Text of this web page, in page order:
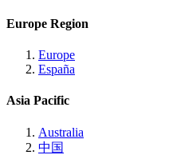
Europe Region
Europe
España
Asia Pacific
Australia
中国